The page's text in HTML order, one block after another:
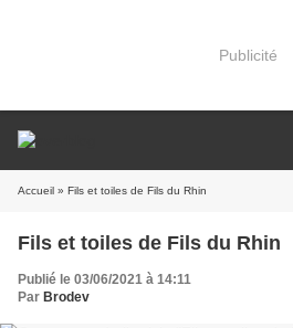
Publicité
Accueil » Fils et toiles de Fils du Rhin
Fils et toiles de Fils du Rhin
Publié le 03/06/2021 à 14:11
Par Brodev